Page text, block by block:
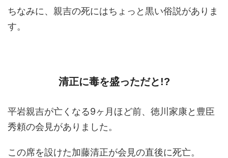
ちなみに、親吉の死にはちょっと黒い俗説がありま
す。
清正に毒を盛っただと!?
平岩親吉が亡くなる9ヶ月ほど前、徳川家康と豊臣
秀頼の会見がありました。
この席を設けた加藤清正が会見の直後に死亡。